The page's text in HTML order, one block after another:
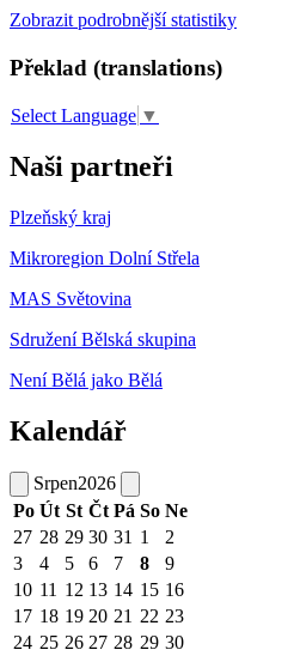
Zobrazit podrobnější statistiky
Překlad (translations)
Select Language ▼
Naši partneři
Plzeňský kraj
Mikroregion Dolní Střela
MAS Světovina
Sdružení Bělská skupina
Není Bělá jako Bělá
Kalendář
Srpen2026
Po Út St Čt Pá So Ne
27 28 29 30 31 1
2
3
4 5 6 7 8
9
10 11 12 13 14 15 16
17 18 19 20 21 22 23
24 25 26 27 28 29 30